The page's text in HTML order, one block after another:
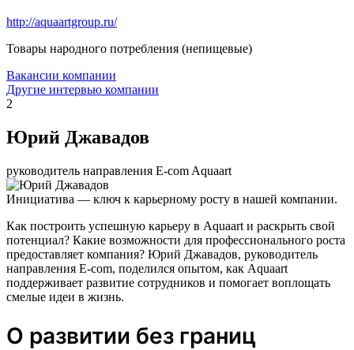
http://aquaartgroup.ru/
Товары народного потребления (непищевые)
Вакансии компании
Другие интервью компании
2
Юрий Джавадов
руководитель направления E-com Aquaart
Инициатива — ключ к карьерному росту в нашей компании.
Как построить успешную карьеру в Aquaart и раскрыть свой
потенциал? Какие возможности для профессионального роста
предоставляет компания? Юрий Джавадов, руководитель
направления E-com, поделился опытом, как Aquaart
поддерживает развитие сотрудников и помогает воплощать
смелые идеи в жизнь.
О развитии без границ